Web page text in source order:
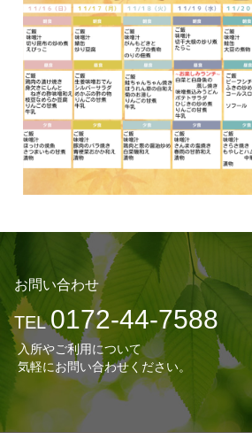
お問い合わせ
TEL0172-44-7588
入所やご利用について
気軽にお問い合わせください。